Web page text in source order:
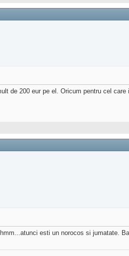
de 200 eur pe el. Oricum pentru cel
esti un norocos si jumatate.